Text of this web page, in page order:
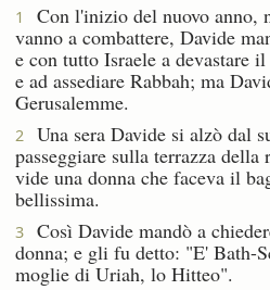
1
Con l'inizio del nuovo anno,
vanno a combattere, Davide
e con tutto Israele a devastare
e ad assediare Rabbah; ma
Gerusalemme.
2
Una sera Davide si alzò dal
passeggiare sulla terrazza
vide una donna che faceva il
bellissima.
3
Così Davide mandò a
donna; e gli fu detto: "E' Bath-
moglie di Uriah, lo Hitteo".